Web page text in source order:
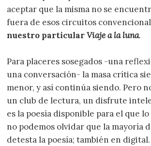
aceptar que la misma no se
fuera de esos circuitos
nuestro particularViaje a la luna.
Para placeres sosegados -una
una conversación- la masa crítica
menor, y así continúa siendo. Pero
un club de lectura, un disfrute
es la poesía disponible para el que
no podemos olvidar que la mayoría
detesta la poesía; también en digital.